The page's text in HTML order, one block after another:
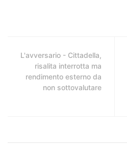
L'avversario - Cittadella,
risalita interrotta ma
rendimento esterno da
non sottovalutare